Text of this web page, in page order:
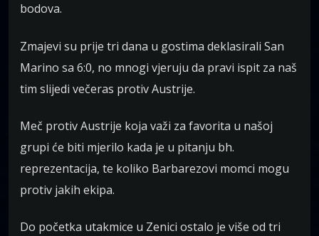
bodova.
Zmajevi su prije tri dana u gostima deklasirali San
Marino sa 6:0, no mnogi vjeruju da pravi ispit za naš
tim slijedi večeras protiv Austrije.
Meč protiv Austrije koja važi za favorita u našoj
grupi će biti mjerilo kada je u pitanju bh.
reprezentacija, te koliko Barbarezovi momci mogu
protiv jakih ekipa.
Do početka utakmice u Zenici ostalo je više od tri